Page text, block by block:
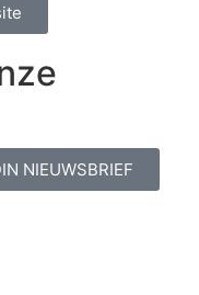
NIEUWSBRIEF